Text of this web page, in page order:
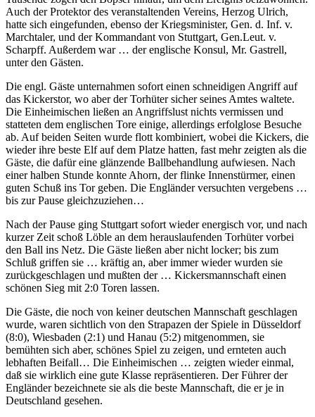
Auch der Protektor des veranstaltenden Vereins, Herzog Ulrich,
hatte sich eingefunden, ebenso der Kriegsminister, Gen. d. Inf. v.
Marchtaler, und der Kommandant von Stuttgart, Gen.Leut. v.
Scharpff. Außerdem war … der englische Konsul, Mr. Gastrell,
unter den Gästen.
Die engl. Gäste unternahmen sofort einen schneidigen Angriff auf
das Kickerstor, wo aber der Torhüter sicher seines Amtes waltete.
Die Einheimischen ließen an Angriffslust nichts vermissen und
statteten dem englischen Tore einige, allerdings erfolglose Besuche
ab. Auf beiden Seiten wurde flott kombiniert, wobei die Kickers, die
wieder ihre beste Elf auf dem Platze hatten, fast mehr zeigten als die
Gäste, die dafür eine glänzende Ballbehandlung aufwiesen. Nach
einer halben Stunde konnte Ahorn, der flinke Innenstürmer, einen
guten Schuß ins Tor geben. Die Engländer versuchten vergebens …
bis zur Pause gleichzuziehen…
Nach der Pause ging Stuttgart sofort wieder energisch vor, und nach
kurzer Zeit schoß Löble an dem herauslaufenden Torhüter vorbei
den Ball ins Netz. Die Gäste ließen aber nicht locker; bis zum
Schluß griffen sie … kräftig an, aber immer wieder wurden sie
zurückgeschlagen und mußten der … Kickersmannschaft einen
schönen Sieg mit 2:0 Toren lassen.
Die Gäste, die noch von keiner deutschen Mannschaft geschlagen
wurde, waren sichtlich von den Strapazen der Spiele in Düsseldorf
(8:0), Wiesbaden (2:1) und Hanau (5:2) mitgenommen, sie
bemühten sich aber, schönes Spiel zu zeigen, und ernteten auch
lebhaften Beifall… Die Einheimischen … zeigten wieder einmal,
daß sie wirklich eine gute Klasse repräsentieren. Der Führer der
Engländer bezeichnete sie als die beste Mannschaft, die er je in
Deutschland gesehen.